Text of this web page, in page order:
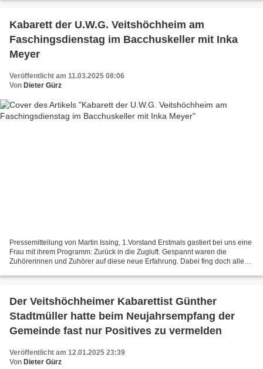
Kabarett der U.W.G. Veitshöchheim am
Faschingsdienstag im Bacchuskeller mit Inka
Meyer
Veröffentlicht am 11.03.2025 08:06
Von Dieter Gürz
Pressemitteilung von Martin Issing, 1.Vorstand Erstmals gastiert bei uns eine
Frau mit ihrem Programm: Zurück in die Zugluft. Gespannt waren die
Zuhörerinnen und Zuhörer auf diese neue Erfahrung. Dabei fing doch alles
Der Veitshöchheimer Kabarettist Günther
Stadtmüller hatte beim Neujahrsempfang der
Gemeinde fast nur Positives zu vermelden
Veröffentlicht am 12.01.2025 23:39
Von Dieter Gürz